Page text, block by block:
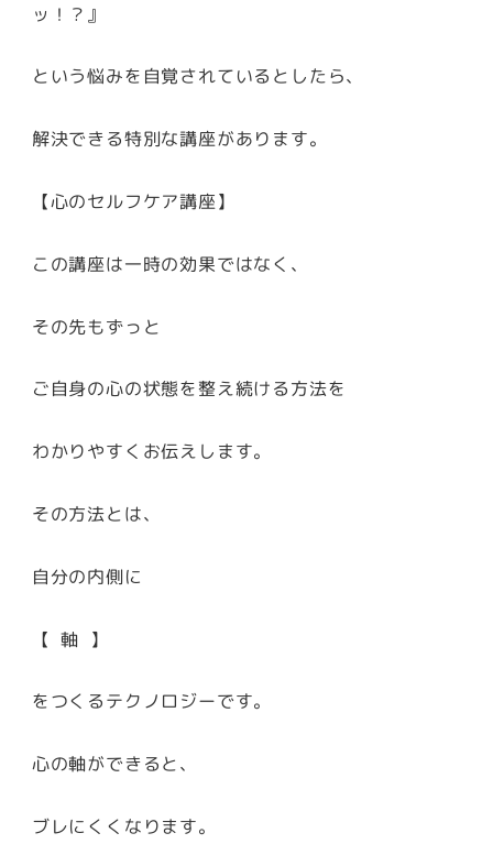
ッ！？』
という悩みを自覚されているとしたら、
解決できる特別な講座があります。
【心のセルフケア講座】
この講座は一時の効果ではなく、
その先もずっと
ご自身の心の状態を整え続ける方法を
わかりやすくお伝えします。
その方法とは、
自分の内側に
【 軸 】
をつくるテクノロジーです。
心の軸ができると、
ブレにくくなります。